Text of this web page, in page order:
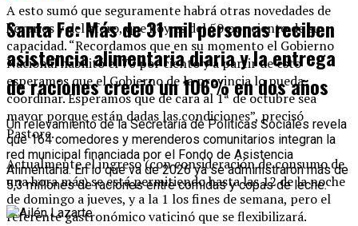
A esto sumó que seguramente habrá otras novedades de
horarios y del aforo, que hoy es del 50 por ciento de su
capacidad. “Recordamos que en su momento el Gobierno
Nacional habilitó el 70 por ciento y a partir de esto
esperamos que el Gobierno de la provincia lo pueda
coordinar. Esperamos que de cara al 1ª de octubre sea
mayor porque están dadas las condiciones”, precisó
Pastore.
Actualmente el ingreso (con consideración de consumo de
una hora más) se está permitiendo hasta las 12 de la noche
de domingo a jueves, y a la 1 los fines de semana, pero el
referente gastronómico vaticinó que se flexibilizará.
Santa Fe: Más de 31 mil personas reciben
asistencia alimentaria diaria y la entrega
de raciones creció un 106% en dos años
Un relevamiento de la Secretaría de Políticas Sociales revela
que 164 comedores y merenderos comunitarios integran la
red municipal financiada por el Fondo de Asistencia
Alimentaria. En lo que va de 2026 ya se administraron más de
5,3 millones de raciones entre comidas y copas de leche.